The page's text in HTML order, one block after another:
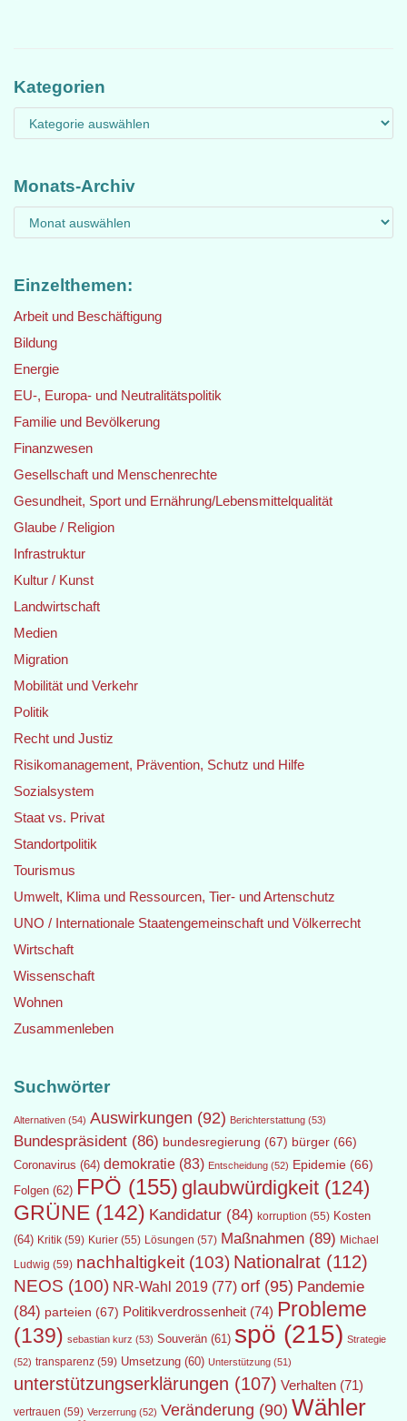
Kategorien
Monats-Archiv
Einzelthemen:
Arbeit und Beschäftigung
Bildung
Energie
EU-, Europa- und Neutralitätspolitik
Familie und Bevölkerung
Finanzwesen
Gesellschaft und Menschenrechte
Gesundheit, Sport und Ernährung/Lebensmittelqualität
Glaube / Religion
Infrastruktur
Kultur / Kunst
Landwirtschaft
Medien
Migration
Mobilität und Verkehr
Politik
Recht und Justiz
Risikomanagement, Prävention, Schutz und Hilfe
Sozialsystem
Staat vs. Privat
Standortpolitik
Tourismus
Umwelt, Klima und Ressourcen, Tier- und Artenschutz
UNO / Internationale Staatengemeinschaft und Völkerrecht
Wirtschaft
Wissenschaft
Wohnen
Zusammenleben
Suchwörter
Alternativen (54) Auswirkungen (92) Berichterstattung (53)
Bundespräsident (86) bundesregierung (67) bürger (66)
Coronavirus (64) demokratie (83) Entscheidung (52) Epidemie (66)
Folgen (62) FPÖ (155) glaubwürdigkeit (124)
GRÜNE (142) Kandidatur (84) korruption (55) Kosten
(64) Kritik (59) Kurier (55) Lösungen (57) Maßnahmen (89) Michael
Ludwig (59) nachhaltigkeit (103) Nationalrat (112)
NEOS (100) NR-Wahl 2019 (77) orf (95) Pandemie
(84) parteien (67) Politikverdrossenheit (74) Probleme
(139) sebastian kurz (53) Souverän (61) spö (215) Strategie
(52) transparenz (59) Umsetzung (60) Unterstützung (51)
unterstützungserklärungen (107) Verhalten (71)
vertrauen (59) Verzerrung (52) Veränderung (90) Wähler